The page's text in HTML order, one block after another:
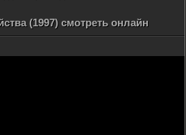
(1997) смотреть онлайн